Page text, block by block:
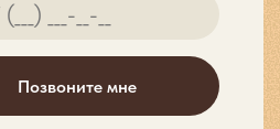
Позвоните мне